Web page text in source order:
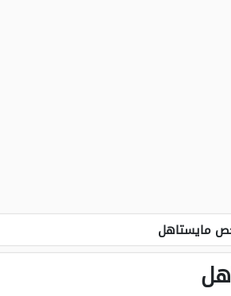
مايستاهل